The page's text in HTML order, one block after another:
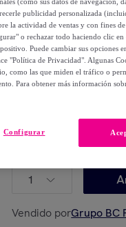
19,99 €
75,00 €
-73 %
Están agotándose
1
Vendido porGrupo BC
publicidad personalizada
la actividad de ventas y con fines
o rechazar todo haciendo clic
Puede cambiar sus opciones
"Política de Privacidad". Algunas
como las que miden el tráfico o
Para obtener más información
Configurar